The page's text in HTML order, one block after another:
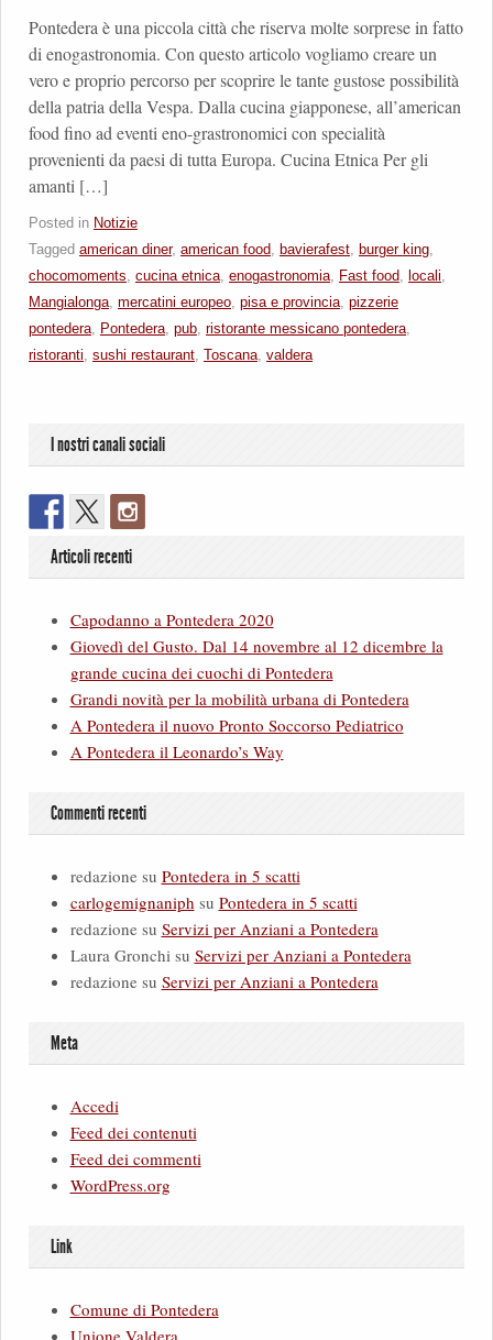
Pontedera è una piccola città che riserva molte sorprese in fatto
di enogastronomia. Con questo articolo vogliamo creare un
vero e proprio percorso per scoprire le tante gustose possibilità
della patria della Vespa. Dalla cucina giapponese, all’american
food fino ad eventi eno-grastronomici con specialità
provenienti da paesi di tutta Europa. Cucina Etnica Per gli
amanti […]
Posted in Notizie
Tagged american diner, american food, bavierafest, burger king,
chocomoments, cucina etnica, enogastronomia, Fast food, locali,
Mangialonga, mercatini europeo, pisa e provincia, pizzerie
pontedera, Pontedera, pub, ristorante messicano pontedera,
ristoranti, sushi restaurant, Toscana, valdera
I nostri canali sociali
Articoli recenti
Capodanno a Pontedera 2020
Giovedì del Gusto. Dal 14 novembre al 12 dicembre la
grande cucina dei cuochi di Pontedera
Grandi novità per la mobilità urbana di Pontedera
A Pontedera il nuovo Pronto Soccorso Pediatrico
A Pontedera il Leonardo’s Way
Commenti recenti
redazionesu Pontedera in 5 scatti
carlogemignaniph su Pontedera in 5 scatti
redazionesu Servizi per Anziani a Pontedera
Laura Gronchisu Servizi per Anziani a Pontedera
redazionesu Servizi per Anziani a Pontedera
Meta
Accedi
Feed dei contenuti
Feed dei commenti
WordPress.org
Link
Comune di Pontedera